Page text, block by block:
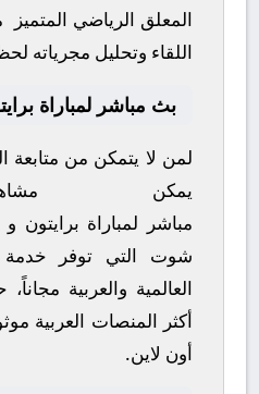
المعلق الرياضي
اللقاء وتحليل مجرياته
بث مباشر لمباراة
لمن لا يتمكن من متابعة
يمكن
مباشر
لمباراة برايتون و
شوت التي توفر خدمة
العالمية والعربية
أكثر المنصات العربية
أون لاين.